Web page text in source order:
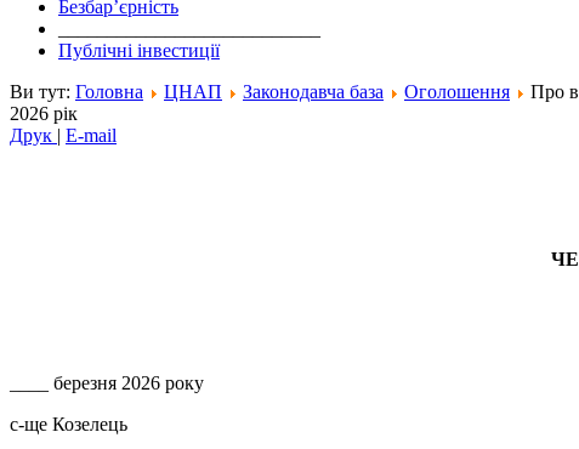
Безбар’єрність
Публічні інвестиції
Ви тут: Головна ЦНАП Законодавча база Оголошення
Про
2026 рік
Друк | E-mail
____ березня 2026 року
с-ще Козелець